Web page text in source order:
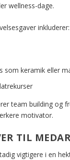
wellness-dage.
inkluderer:
som keramik eller
team building og
motivator.
TIL
vigtigere i en